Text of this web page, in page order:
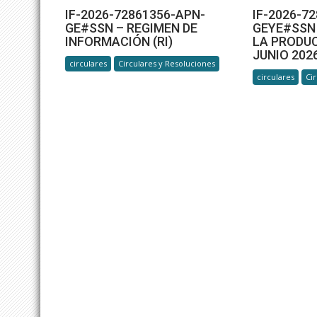
IF-
2026-
72861356-
APN-
GE#SSN –
IF-2026-72861356-APN-
GE#SSN – REGIMEN DE
INFORMACIÓN (RI)
circulares Circulares y Resoluciones
IF-2026-
LA
JUNIO
circulares